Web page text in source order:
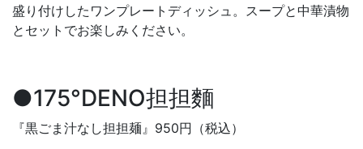
盛り付けしたワンプレートディッシュ。スープと中華漬物
とセットでお楽しみください。
●175°DENO担担麵
『黒ごま汁なし担担麺』950円（税込）